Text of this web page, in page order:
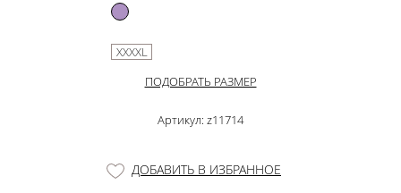
XXXXL
ПОДОБРАТЬ РАЗМЕР
Артикул: z11714
ДОБАВИТЬ В ИЗБРАННОЕ